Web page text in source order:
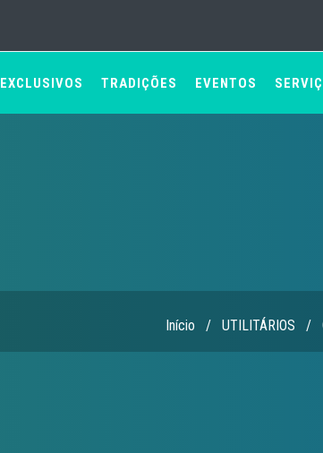
EXCLUSIVOS TRADIÇÕES EVENTOS
Início / UTILITÁRIOS /